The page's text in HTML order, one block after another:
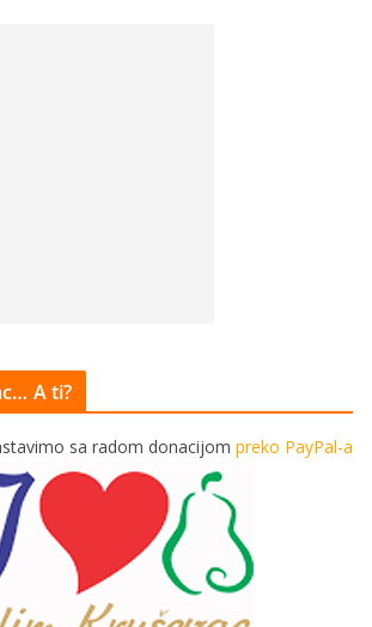
A ti?
sa radom donacijom preko PayPal-a